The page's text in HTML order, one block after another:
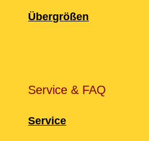
Übergrößen
Service & FAQ
Service